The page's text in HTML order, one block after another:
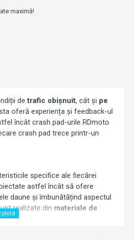
maximă!
detrafic obișnuit, cât și pe
oferă experiența și feedback-ul
încât crash pad-urile RDmoto
crash pad trece printr-un
specifice ale fiecărei
astfel încât să ofere
daune și îmbunătățind aspectul
realizate din materiale de